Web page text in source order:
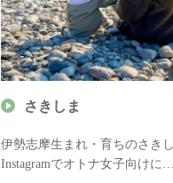
さきしま
伊勢志摩生まれ・育ちのさきし
Instagramでオトナ女子向けに